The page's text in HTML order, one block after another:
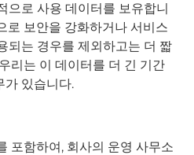
으로 사용 데이터를 보유합니
로 보안을 강화하거나 서비스
되는 경우를 제외하고는 더 짧
리는 이 데이터를 더 긴 기간
가 있습니다.
포함하여, 회사의 운영 사무소